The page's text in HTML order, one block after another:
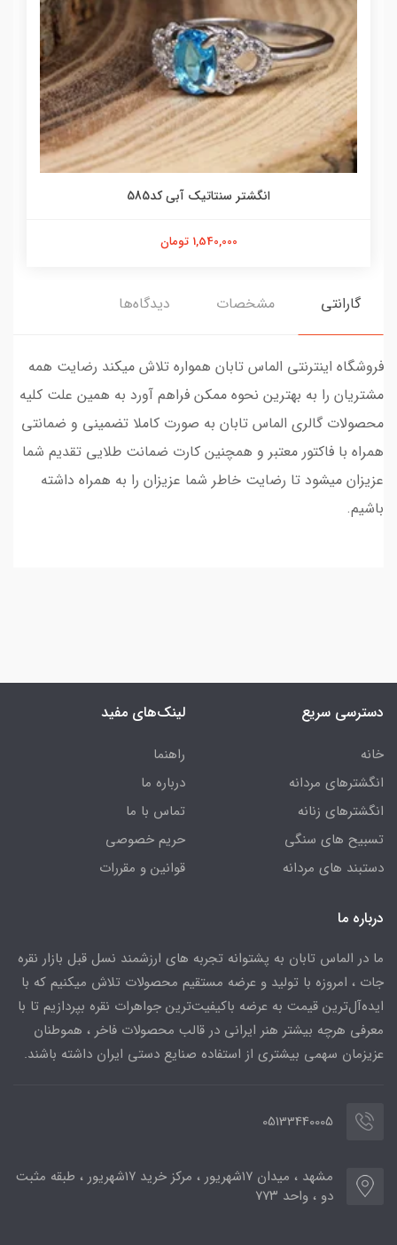
انگشتر سنتاتیک آبی کد585
1,540,000 تومان
گارانتی مشخصات دیدگاه‌ها
فروشگاه اینترنتی الماس تابان همواره تلاش میکند رضایت همه
مشتریان را به بهترین نحوه ممکن فراهم آورد به همین علت کلیه
محصولات گالری الماس تابان به صورت کاملا تضمینی و ضمانتی
همراه با فاکتور معتبر و همچنین کارت ضمانت طلایی تقدیم شما
عزیزان میشود تا رضایت خاطر شما عزیزان را به همراه داشته
باشیم.
دسترسی سریع
خانه
انگشترهای مردانه
انگشترهای زنانه
تسبیح های سنگی
دستبند های مردانه
لینک‌های مفید
راهنما
درباره ما
تماس با ما
حریم خصوصی
قوانین و مقررات
درباره ما
ما در الماس تابان به پشتوانه تجربه های ارزشمند نسل قبل بازار نقره
جات ، امروزه با تولید و عرضه مستقیم محصولات تلاش میکنیم که با
ایده‌آل‌ترین قیمت به عرضه باکیفیت‌ترین جواهرات نقره بپردازیم تا با
معرفی هرچه بیشتر هنر ایرانی در قالب محصولات فاخر ، هموطنان
عزیزمان سهمی بیشتری از استفاده صنایع دستی ایران داشته باشند.
05133440005
مشهد ، میدان ۱۷شهریور ، مرکز خرید ۱۷شهریور ، طبقه مثبت
دو ، واحد ۷۷۳